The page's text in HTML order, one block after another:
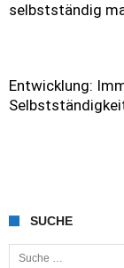
selbstständig
Entwicklung:
SUCHE
Suche nach: